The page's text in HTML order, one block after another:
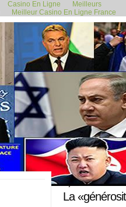
Casino En Ligne
Meilleurs
Meilleur Casino En Ligne France
7 juillet 2021
La